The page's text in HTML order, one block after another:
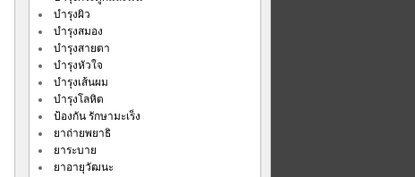
บำรุงผิว
บำรุงสมอง
บำรุงสายตา
บำรุงหัวใจ
บำรุงเส้นผม
บำรุงโลหิต
ป้องกัน รักษามะเร็ง
ยาถ่ายพยาธิ
ยาระบาย
ยาอายุวัฒนะ